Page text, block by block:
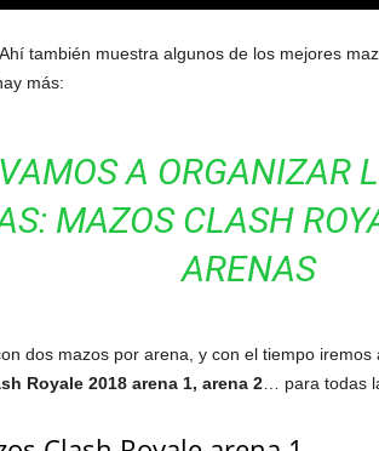
también muestra algunos de los mejores
más:
A ORGANIZAR
MAZOS CLASH
ARENAS
dos mazos por arena, y con el tiempo
Royale 2018 arena 1, arena 2 … para todas